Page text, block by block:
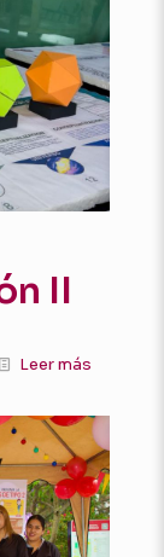
II
Leer más